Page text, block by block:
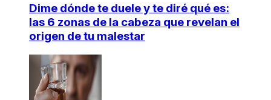
Dime dónde te duele y te diré qué es:
las 6 zonas de la cabeza que revelan el
origen de tu malestar